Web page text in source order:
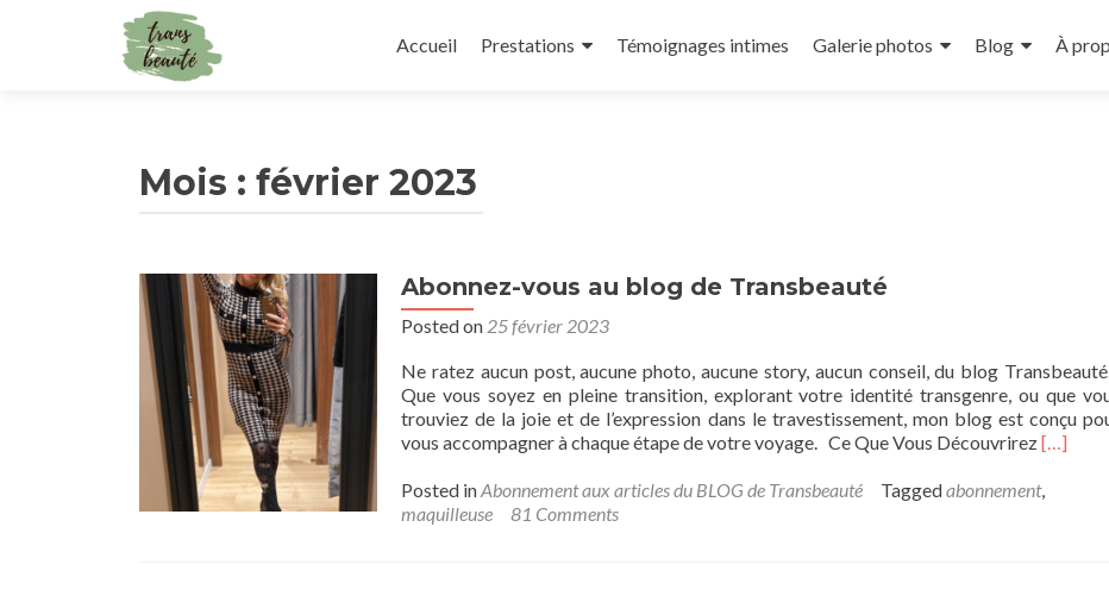
to
Accueil Prestations Témoignages intimes Galerie photos Blog À
Mois : février 2023
Abonnez-vous au blog de Transbeauté
Posted on 25 février 2023
Ne ratez aucun post, aucune photo, aucune story, aucun conseil, du blog
Que vous soyez en pleine transition, explorant votre identité transgenre, ou que
trouviez de la joie et de l’expression dans le travestissement, mon blog est conçu
vous accompagner à chaque étape de votre voyage. Ce Que Vous DécouvrirezRead
about
[…]
Posted inAbonnement aux articles du BLOG de Transbeauté Taggedabonnement,
maquilleuse
81 Comments